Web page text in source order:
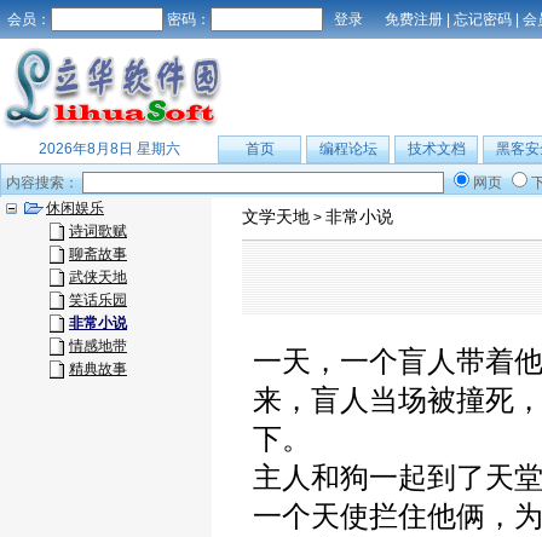
会员： 密码： 免费注册 | 忘记密码 | 会
2026年8月8日 星期六 首页 编程论坛 技术文档
黑客安
内容搜索：
网页
休闲娱乐
诗词歌赋
聊斋故事
武侠天地
笑话乐园
非常小说
情感地带
精典故事
文学天地 > 非常小说
一天，一个盲人带着
来，盲人当场被撞死
下。
主人和狗一起到了天
一个天使拦住他俩，